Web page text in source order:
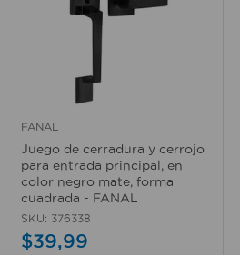
FANAL
Juego de cerradura y cerrojo
para entrada principal, en
color negro mate, forma
cuadrada - FANAL
SKU: 376338
$39,99